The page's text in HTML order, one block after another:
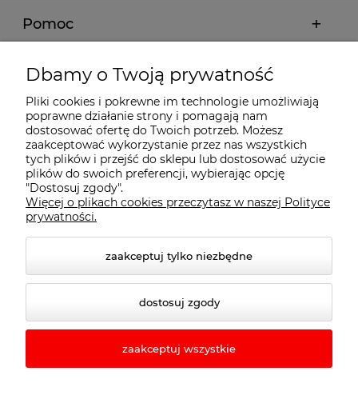
Pomoc
Moje konto
Płatności i dostawa
Informacje
O nas
© 2026 rewo24.pl. Wszelkie prawa zastrzeżone.
Dbamy o Twoją prywatność
Pliki cookies i pokrewne im technologie umożliwiają
poprawne działanie strony i pomagają nam
dostosować ofertę do Twoich potrzeb. Możesz
zaakceptować wykorzystanie przez nas wszystkich
tych plików i przejść do sklepu lub dostosować użycie
plików do swoich preferencji, wybierając opcję
"Dostosuj zgody".
Więcej o plikach cookies przeczytasz w naszej Polityce
prywatności.
zaakceptuj tylko niezbędne
dostosuj zgody
zaakceptuj wszystkie